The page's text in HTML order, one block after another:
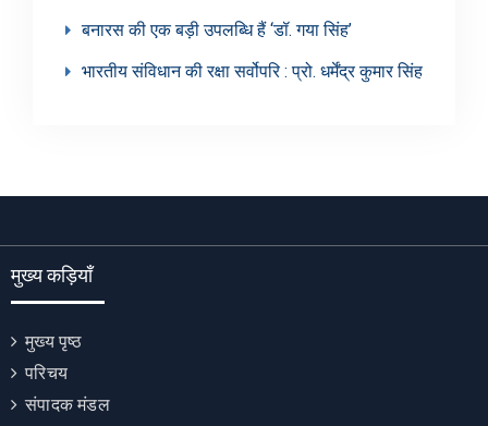
बनारस की एक बड़ी उपलब्धि हैं ‘डॉ. गया सिंह’
भारतीय संविधान की रक्षा सर्वोपरि : प्रो. धर्मेंद्र कुमार सिंह
मुख्य कड़ियाँ
मुख्य पृष्ठ
परिचय
संपादक मंडल